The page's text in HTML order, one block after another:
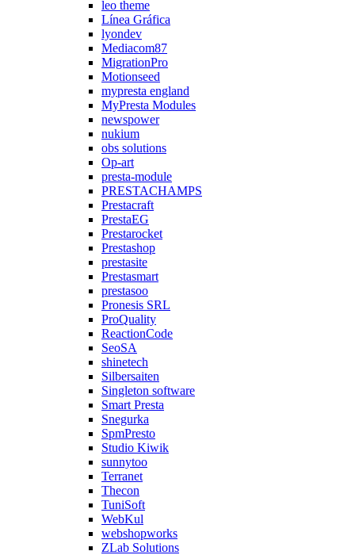
leo theme
Línea Gráfica
lyondev
Mediacom87
MigrationPro
Motionseed
mypresta england
MyPresta Modules
newspower
nukium
obs solutions
Op-art
presta-module
PRESTACHAMPS
Prestacraft
PrestaEG
Prestarocket
Prestashop
prestasite
Prestasmart
prestasoo
Pronesis SRL
ProQuality
ReactionCode
SeoSA
shinetech
Silbersaiten
Singleton software
Smart Presta
Snegurka
SpmPresto
Studio Kiwik
sunnytoo
Terranet
Thecon
TuniSoft
WebKul
webshopworks
ZLab Solutions